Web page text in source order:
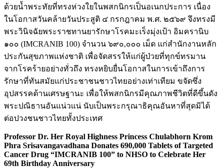
ด้วยน้ำพระทัยที่ทรงห่วงใยในพสกนิกรเป็นอเนกประการ เนื่อง
ในโอกาสวันคล้ายวันประสูติ ๔ กรกฎาคม พ.ศ. ๒๕๖๙ จึงทรงมี
พระวินิจฉัยพระราชทานยารักษาโรคมะเร็งมุ่งเป้า อิมครานิบ
๑๐๐ (IMCRANIB 100) จำนวน ๖๙๐,๐๐๐ เม็ด แก่สำนักงานหลัก
ประกันสุขภาพแห่งชาติ เพื่อจัดสรรให้แก่ผู้ป่วยที่ทุกข์ทรมาน
จากโรคร้ายอย่างทั่วถึง ทรงหยิบยื่นโอกาสในการเข้าถึงการ
รักษาที่ทันสมัยแก่ประชาชนชาวไทยอย่างเท่าเทียม ขจัดซึ่ง
อุปสรรคด้านเศรษฐานะ เพื่อให้พสกนิกรมีคุณภาพชีวิตที่ดีขึ้นดัง
พระปณิธานอันแน่วแน่ นับเป็นพระกรุณาธิคุณอันหาที่สุดมิได้
ต่อปวงชนชาวไทยทั้งประเทศ
Professor Dr. Her Royal Highness Princess Chulabhorn Krom
Phra Srisavangavadhana Donates 690,000 Tablets of Targeted
Cancer Drug “IMCRANIB 100” to NHSO to Celebrate Her
69th Birthday Anniversary